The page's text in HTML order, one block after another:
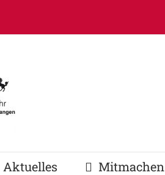
Aktuelles Mitmachen